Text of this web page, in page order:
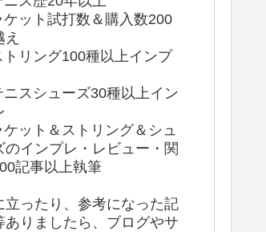
ット試打数＆購入数200
リング100種以上インプ
スシューズ30種以上イン
ット＆ストリング＆シュ
のインプレ・レビュー・関
記事以上執筆
立ったり、参考になった記
ありましたら、ブログやサ